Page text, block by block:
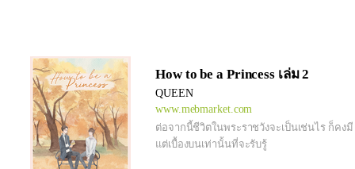
How to be a Princess เล่ม 2
QUEEN
www.mebmarket.com
ต่อจากนี้ชีวิตในพระราชวังจะเป็นเช่นไร ก็คงมี
แต่เบื้องบนเท่านั้นที่จะรับรู้